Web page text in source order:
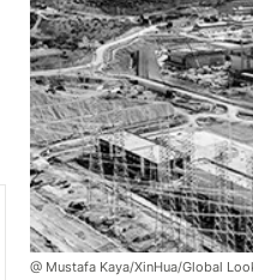
@ Mustafa Kaya/XinHua/Global